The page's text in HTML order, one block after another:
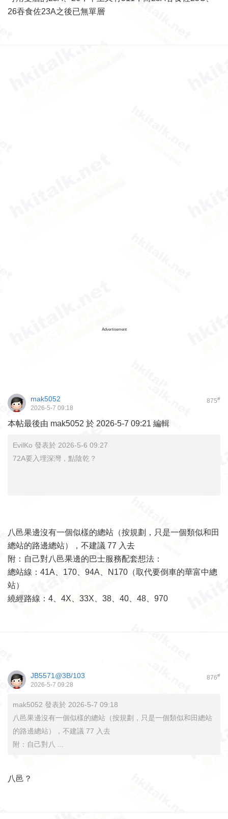
26吞食佐23A之後已無單層
Advertisement
875#
mak5052
2026-5-7 09:18
本帖最後由 mak5052 於 2026-5-7 09:21 編輯
EvilKo 發表於 2026-5-6 09:27
72A要入埋深灣，點陰乾？
八邑果邊沒有一個似樣的總站（按規劃，只是一個類似和田
總站的路邊總站），不建議 77 入去
附：自己對八邑果邊的巴士服務配套想法：
總站線：41A、170、94A、N170（取代要倒車的華富中總
站）
繞經路線：4、4X、33X、38、40、48、970
876#
JB5571@3B/103
2026-5-7 09:28
mak5052 發表於 2026-5-7 09:18
八邑果邊沒有一個似樣的總站（按規劃，只是一個類似和田總站
的路邊總站），不建議 77 入去
附：自己對八 ...
八邑？